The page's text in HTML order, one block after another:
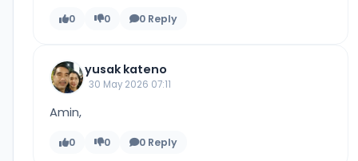
0 0 0 Reply
yusak kateno
30 May 2026 07:11
Amin,
0 0 0 Reply